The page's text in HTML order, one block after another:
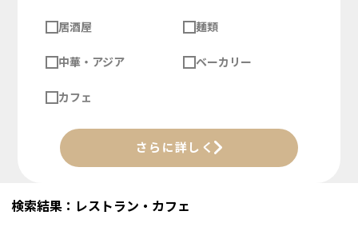
居酒屋 麺類
中華・アジア ベーカリー
カフェ
さらに詳しく
検索結果：レストラン・カフェ